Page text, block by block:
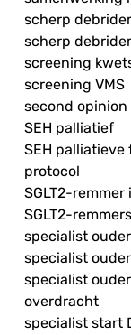
scherp
scherp
screening
screening VMS
second
SEH palliatief
SEH palliatieve
protocol
SGLT2-
SGLT2-remmers
specialist
specialist
specialist
overdracht
specialist start